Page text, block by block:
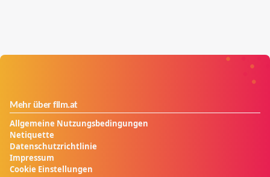
Mehr über film.at
Allgemeine Nutzungsbedingungen
Netiquette
Datenschutzrichtlinie
Impressum
Cookie Einstellungen